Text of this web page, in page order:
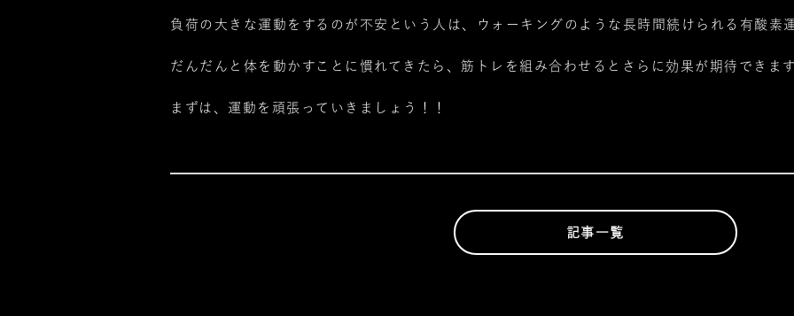
負荷の大きな運動をするのが不安という人は、ウォーキングのような長時間続けられる有酸素
だんだんと体を動かすことに慣れてきたら、筋トレを組み合わせるとさらに効果が期待できます
まずは、運動を頑張っていきましょう！！
記事一覧